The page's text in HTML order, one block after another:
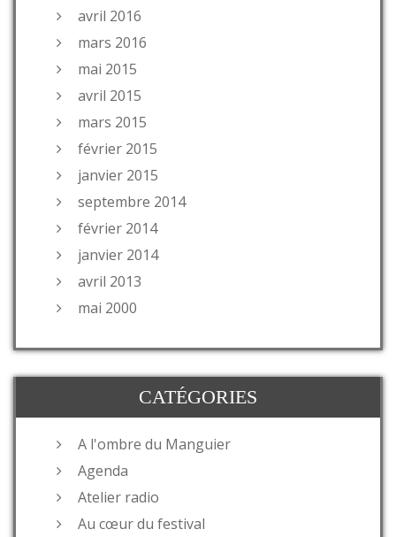
avril 2016
mars 2016
mai 2015
avril 2015
mars 2015
février 2015
janvier 2015
septembre 2014
février 2014
janvier 2014
avril 2013
mai 2000
CATÉGORIES
A l'ombre du Manguier
Agenda
Atelier radio
Au cœur du festival